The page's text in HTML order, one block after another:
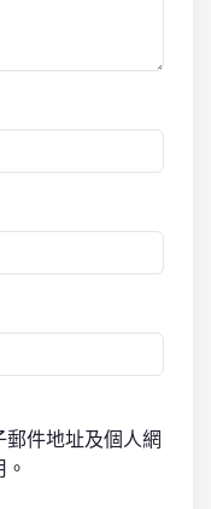
件地址及個人網